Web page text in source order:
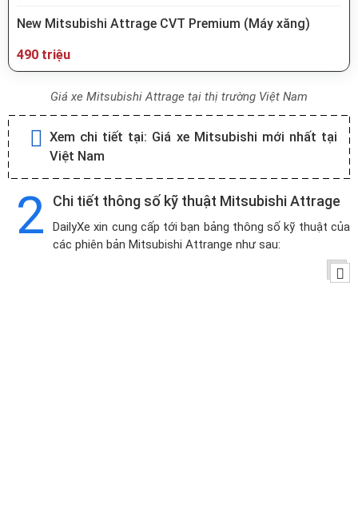
New Mitsubishi Attrage CVT Premium (Máy xăng)
490 triệu
Giá xe Mitsubishi Attrage tại thị trường Việt Nam
Xem chi tiết tại: Giá xe Mitsubishi mới nhất tại
Việt Nam
2 Chi tiết thông số kỹ thuật Mitsubishi Attrage
DailyXe xin cung cấp tới bạn bảng thông số kỹ thuật của
các phiên bản Mitsubishi Attrange như sau: